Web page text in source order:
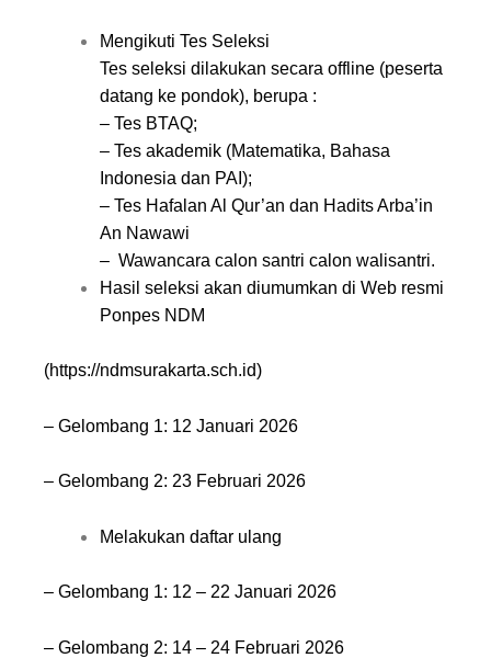
Mengikuti Tes Seleksi
Tes seleksi dilakukan secara offline (peserta
datang ke pondok), berupa :
– Tes BTAQ;
– Tes akademik (Matematika, Bahasa
Indonesia dan PAI);
– Tes Hafalan Al Qur’an dan Hadits Arba’in
An Nawawi
– Wawancara calon santri calon walisantri.
Hasil seleksi akan diumumkan di Web resmi
Ponpes NDM
(https://ndmsurakarta.sch.id)
– Gelombang 1: 12 Januari 2026
– Gelombang 2: 23 Februari 2026
Melakukan daftar ulang
– Gelombang 1: 12 – 22 Januari 2026
– Gelombang 2: 14 – 24 Februari 2026